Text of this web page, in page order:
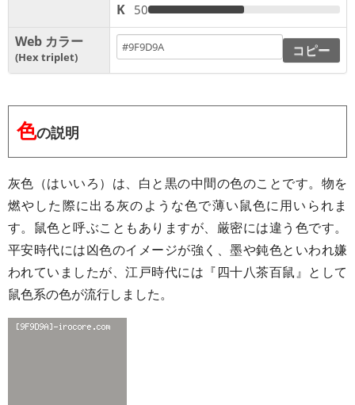
K 50
Web カラー
Hex triplet コピー
色の説明
灰色（はいいろ）は、白と黒の中間の色のことです。物を
燃やした際に出る灰のような色で薄い鼠色に用いられま
す。鼠色と呼ぶこともありますが、厳密には違う色です。
平安時代には凶色のイメージが強く、墨や鈍色といわれ嫌
われていましたが、江戸時代には『四十八茶百鼠』として
鼠色系の色が流行しました。